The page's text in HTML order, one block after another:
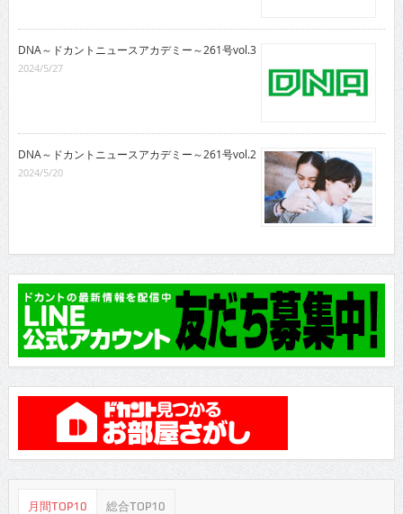
DNA～ドカントニュースアカデミー～261号vol.3
2024/5/27
DNA～ドカントニュースアカデミー～261号vol.2
2024/5/20
月間TOP10 総合TOP10